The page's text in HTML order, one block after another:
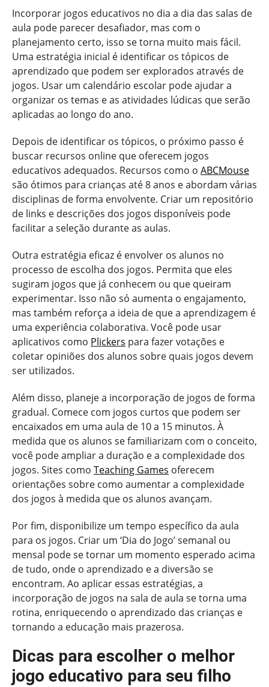
Incorporar jogos educativos no dia a dia das salas de
aula pode parecer desafiador, mas com o
planejamento certo, isso se torna muito mais fácil.
Uma estratégia inicial é identificar os tópicos de
aprendizado que podem ser explorados através de
jogos. Usar um calendário escolar pode ajudar a
organizar os temas e as atividades lúdicas que serão
aplicadas ao longo do ano.
Depois de identificar os tópicos, o próximo passo é
buscar recursos online que oferecem jogos
educativos adequados. Recursos como o ABCMouse
são ótimos para crianças até 8 anos e abordam várias
disciplinas de forma envolvente. Criar um repositório
de links e descrições dos jogos disponíveis pode
facilitar a seleção durante as aulas.
Outra estratégia eficaz é envolver os alunos no
processo de escolha dos jogos. Permita que eles
sugiram jogos que já conhecem ou que queiram
experimentar. Isso não só aumenta o engajamento,
mas também reforça a ideia de que a aprendizagem é
uma experiência colaborativa. Você pode usar
aplicativos como Plickers para fazer votações e
coletar opiniões dos alunos sobre quais jogos devem
ser utilizados.
Além disso, planeje a incorporação de jogos de forma
gradual. Comece com jogos curtos que podem ser
encaixados em uma aula de 10 a 15 minutos. À
medida que os alunos se familiarizam com o conceito,
você pode ampliar a duração e a complexidade dos
jogos. Sites como Teaching Games oferecem
orientações sobre como aumentar a complexidade
dos jogos à medida que os alunos avançam.
Por fim, disponibilize um tempo específico da aula
para os jogos. Criar um ‘Dia do Jogo’ semanal ou
mensal pode se tornar um momento esperado acima
de tudo, onde o aprendizado e a diversão se
encontram. Ao aplicar essas estratégias, a
incorporação de jogos na sala de aula se torna uma
rotina, enriquecendo o aprendizado das crianças e
tornando a educação mais prazerosa.
Dicas para escolher o melhor
jogo educativo para seu filho